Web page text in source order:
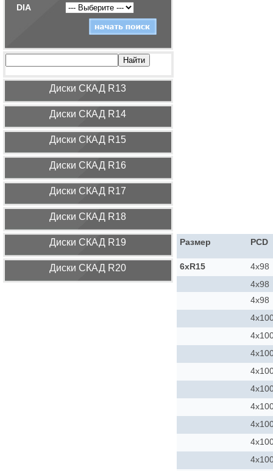
DIA
Диcки СКАД R13
Диcки СКАД R14
Диcки СКАД R15
Диcки СКАД R16
Диcки СКАД R17
Диcки СКАД R18
Диcки СКАД R19
Диcки СКАД R20
Размер PCD
6xR15
4x98
4x98
4x98